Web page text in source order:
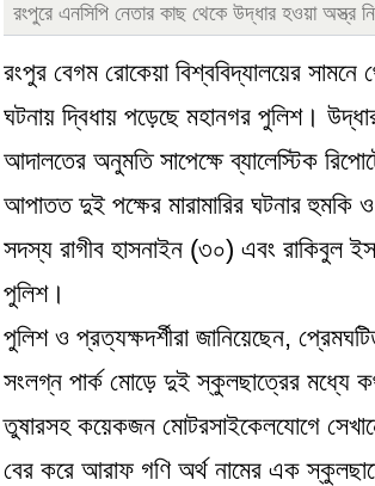
রংপুরে এনসিপি নেতার কাছ থেকে উদ্ধার হওয়া অস্ত্র
রংপুর বেগম রোকেয়া বিশ্ববিদ্যালয়ের
ঘটনায় দ্বিধায় পড়েছে মহানগর পুলিশ।
আদালতের অনুমতি সাপেক্ষে ব্যালেস্টিক
আপাতত দুই পক্ষের মারামারির ঘটনার হুমকি
সদস্য রাগীব হাসনাইন (৩০) এবং রাকিবুল
পুলিশ।
পুলিশ ও প্রত্যক্ষদর্শীরা জানিয়েছেন,
সংলগ্ন পার্ক মোড়ে দুই স্কুলছাত্রের মধ্যে
তুষারসহ কয়েকজন মোটরসাইকেলযোগে
বের করে আরাফ গণি অর্থ নামের এক